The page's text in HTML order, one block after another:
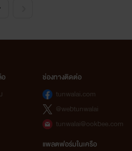
ช่องทางติดต่อ
tunwalai.com
@webtunwalai
tunwalai@ookbee.com
แพลตฟอร์มในเครือ